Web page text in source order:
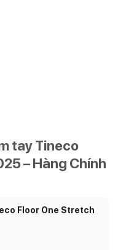
tay Tineco
– Hàng Chính
Floor One Stretch